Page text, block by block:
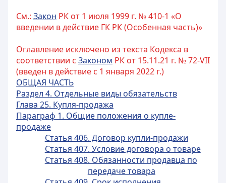
См.: Закон РК от 1 июля 1999 г. № 410-1 «О
введении в действие ГК РК (Особенная часть)»
Оглавление исключено из текста Кодекса в
соответствии с Законом РК от 15.11.21 г. № 72-VIІ
(введен в действие с 1 января 2022 г.)
ОБЩАЯ ЧАСТЬ
Раздел 4. Отдельные виды обязательств
Глава 25. Купля-продажа
Параграф 1. Общие положения о купле-
продаже
Статья 406. Договор купли-продажи
Статья 407. Условие договора о товаре
Статья 408. Обязанности продавца по
передаче товара